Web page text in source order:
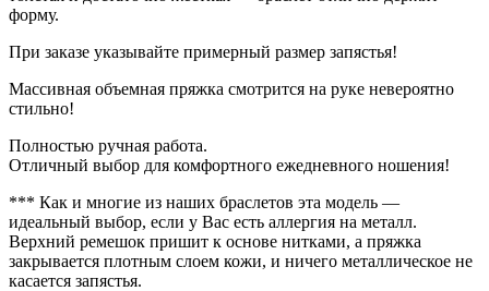
форму.
При заказе указывайте примерный размер запястья!
Массивная объемная пряжка смотрится на руке невероятно
стильно!
Полностью ручная работа.
Отличный выбор для комфортного ежедневного ношения!
*** Как и многие из наших браслетов эта модель —
идеальный выбор, если у Вас есть аллергия на металл.
Верхний ремешок пришит к основе нитками, а пряжка
закрывается плотным слоем кожи, и ничего металлическое не
касается запястья.